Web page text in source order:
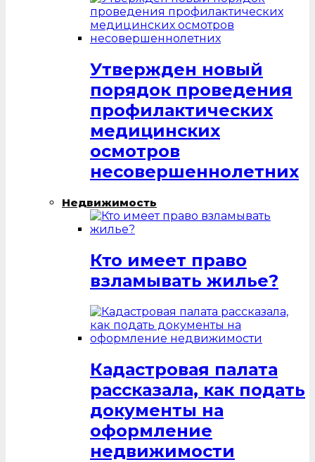
Утвержден новый
порядок проведения
профилактических
медицинских
осмотров
несовершеннолетних
Недвижимость
Кто имеет право
взламывать жилье?
Кадастровая палата
рассказала, как подать
документы на
оформление
недвижимости